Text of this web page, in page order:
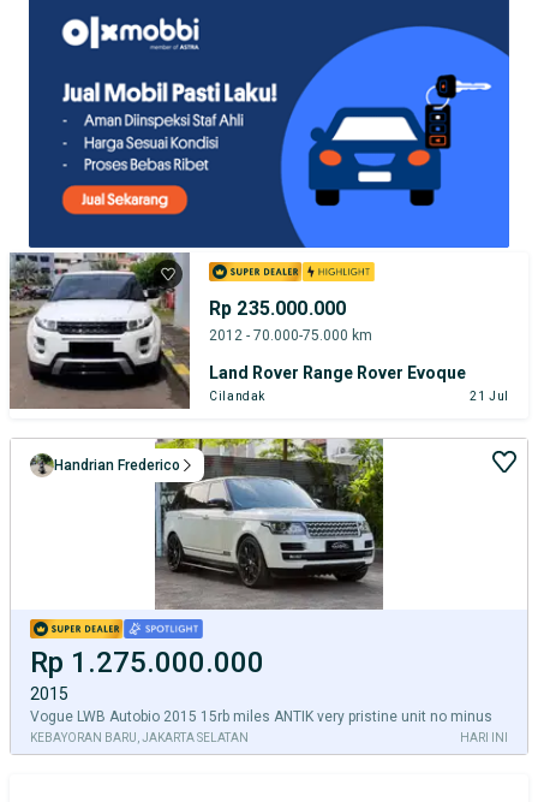
Rp 235.000.000
2012 - 70.000-75.000 km
Land Rover Range Rover Evoque
Cilandak 21 Jul
Rp 1.275.000.000
2015
Vogue LWB Autobio 2015 15rb miles ANTIK very pristine unit no minus
KEBAYORAN BARU, JAKARTA SELATAN HARI INI
Handrian Frederico